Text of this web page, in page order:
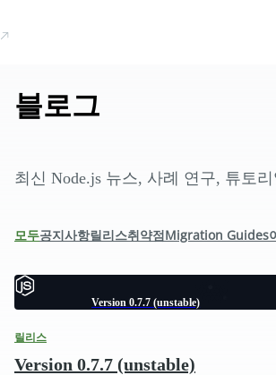
블로그
최신 Node.js 뉴스, 사례 연구, 튜토
모두공지사항릴리스취약점Migration Guides
Version 0.7.7 (unstable)
릴리스
Version 0.7.7 (unstable)